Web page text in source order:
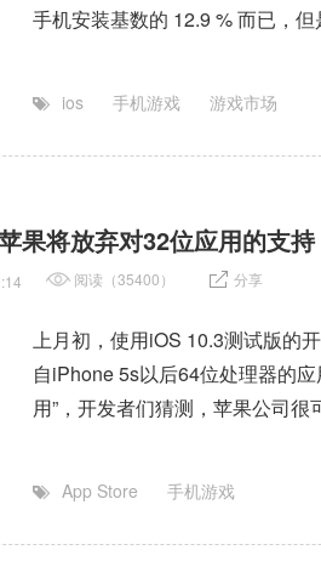
手机安装基数的 12.9 % 而已，
ios 手机游戏 游戏市场
果将放弃对32位应用的支持
阅读（35400） 分享
上月初，使用iOS 10.3测试版的
自iPhone 5s以后64位处理器的
用”，开发者们猜测，苹果公司
App Store 手机游戏